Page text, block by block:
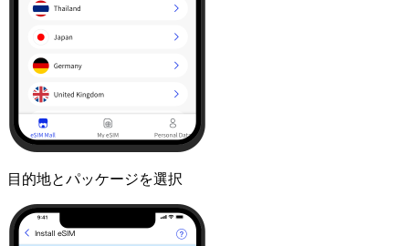
目的地とパッケージを選択